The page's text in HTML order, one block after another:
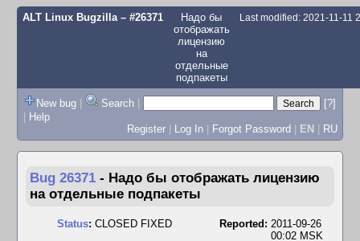
ALT Linux Bugzilla– #26371
Надо бы
отображать
лицензию
на
отдельные
подпакеты
Last modified: 2021-11-11
New bug | Search |
[?]
| Help
Register | Log In | Forgot Password | EN | RU
Bug 26371 - Надо бы отображать лицензию
на отдельные подпакеты
Status: CLOSED FIXED Reported: 2011-09-26
00:02 MSK